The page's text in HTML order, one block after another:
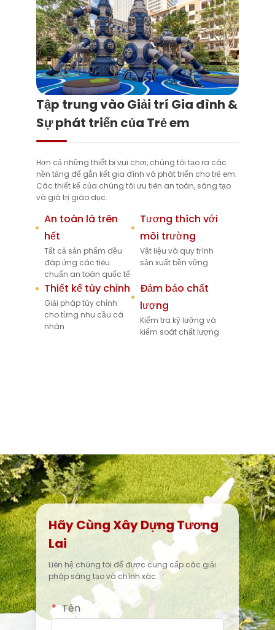
Tập trung vào Giải trí Gia đình &
Sự phát triển của Trẻ em
Hơn cả những thiết bị vui chơi, chúng tôi tạo ra các
nền tảng để gắn kết gia đình và phát triển cho trẻ em.
Các thiết kế của chúng tôi ưu tiên an toàn, sáng tạo
và giá trị giáo dục.
An toàn là trên
hết
Tất cả sản phẩm đều
đáp ứng các tiêu
chuẩn an toàn quốc tế
Tương thích với
môi trường
Vật liệu và quy trình
sản xuất bền vững
Thiết kế tùy chỉnh
Giải pháp tùy chỉnh
cho từng nhu cầu cá
nhân
Đảm bảo chất
lượng
Kiểm tra kỹ lưỡng và
kiểm soát chất lượng
Hãy Cùng Xây Dựng Tương
Lai
Liên hệ chúng tôi để được cung cấp các giải
pháp sáng tạo và chính xác.
Tên